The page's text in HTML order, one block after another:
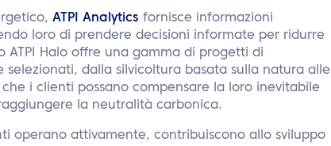
ATPI Analytics fornisce informazioni
loro di prendere decisioni informate per ridurre
Halo offre una gamma di progetti di
dalla silvicoltura basata sulla natura alle
i clienti possano compensare la loro inevitabile
la neutralità carbonica.
operano attivamente, contribuiscono allo sviluppo